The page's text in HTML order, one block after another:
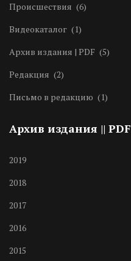
Происшествия (6)
Видеокаталог (1)
Архив издания | PDF (5)
Редакция (2)
Письмо в редакцию (1)
Архив издания || PDF
2019
2018
2017
2016
2015